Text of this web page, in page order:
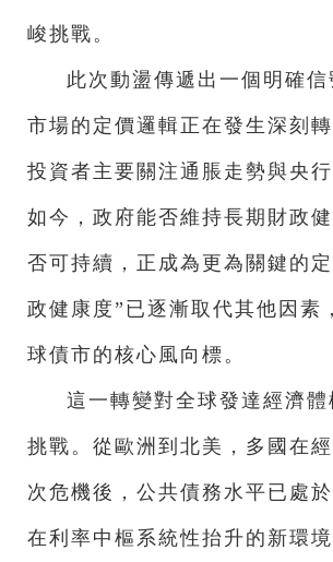
峻挑戰。
此次動盪傳遞出一個明確
市場的定價邏輯正在發生深刻轉
投資者主要關注通脹走勢與央行
如今，政府能否維持長期財政
否可持續，正成為更為關鍵的
政健康度”已逐漸取代其他因素
球債市的核心風向標。
這一轉變對全球發達經濟體
挑戰。從歐洲到北美，多國在
次危機後，公共債務水平已處於
在利率中樞系統性抬升的新環